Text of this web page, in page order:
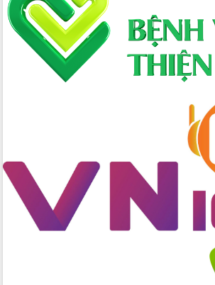
Hòn Yến phát triển du lịch gắn với bảo
tồn biển
Lấy ý kiến điều chỉnh Quy hoạch tỉnh
Đắk Lắk thời kỳ 2021-2030, tầm nhìn
đến năm 2050
Phát động chiến dịch 30 ngày đêm
II/2026
Đắk Lắk ký kết thỏa thuận hợp tác về
chuyển đổi số giai đoạn 2026 – 2030
với Tập đoàn Bưu chính Viễn thông
Việt Nam